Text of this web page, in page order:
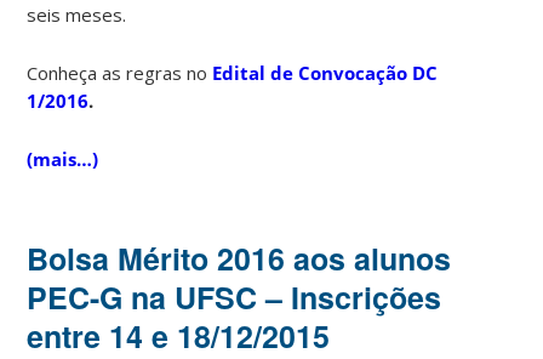
seis meses.
Conheça as regras no Edital de Convocação DC
1/2016.
(mais…)
Bolsa Mérito 2016 aos alunos
PEC-G na UFSC – Inscrições
entre 14 e 18/12/2015